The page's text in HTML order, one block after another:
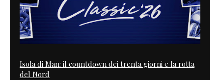
Isola di Man: il countdown dei trenta giorni e la rotta
del Nord